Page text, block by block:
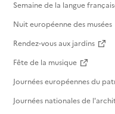
Semaine de la langue
Nuit européenne des musées
Rendez-vous aux jardins
Fête de la musique
Journées européennes du
Journées nationales de